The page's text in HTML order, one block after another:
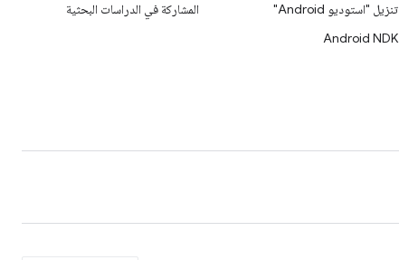
تنزيل "استوديو Android"
Android NDK
المشاركة في الدراسات البحثية